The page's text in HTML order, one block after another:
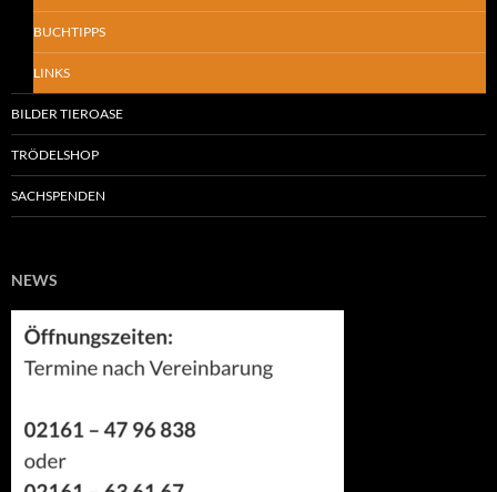
BUCHTIPPS
LINKS
BILDER TIEROASE
TRÖDELSHOP
SACHSPENDEN
NEWS